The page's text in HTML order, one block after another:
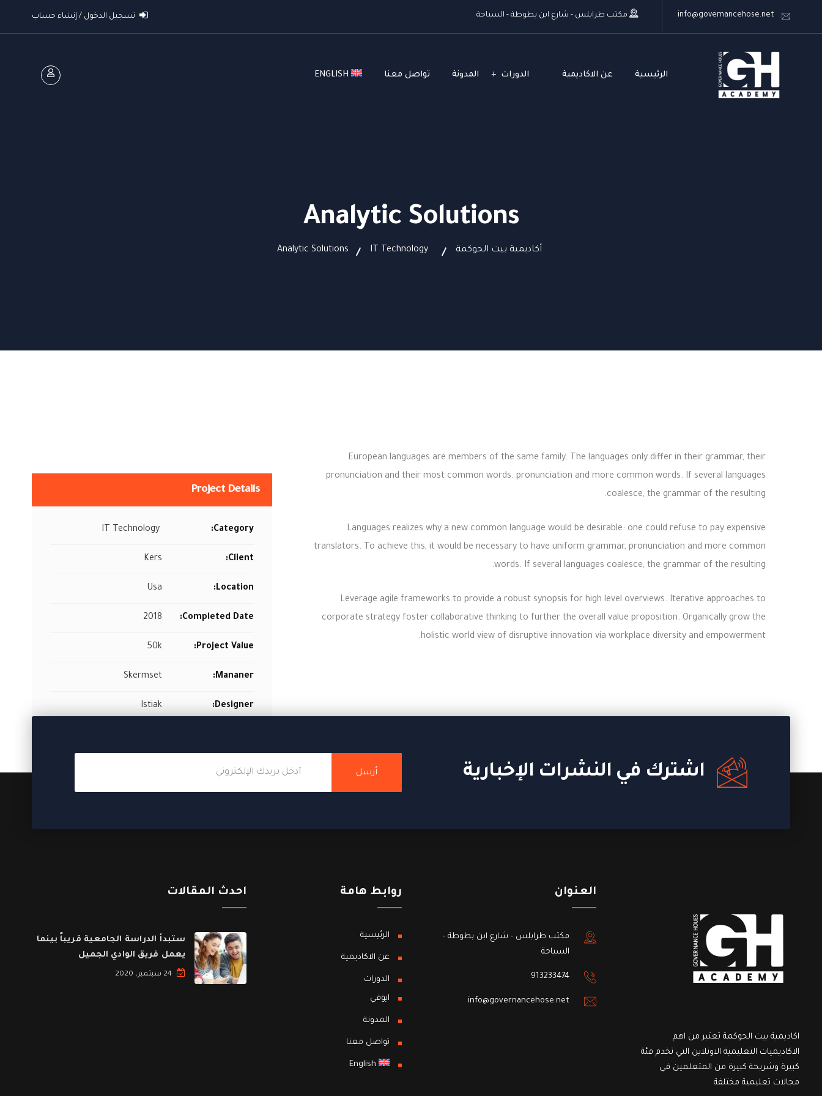
info@governancehose.net مكتب طرابلس - شارع ابن بطوطة - السياحة تسجيل الدخول / إنشاء حساب
الرئيسية عن الاكاديمية الدورات المدونة تواصل معنا ENGLISH
Analytic Solutions
أكاديمية بيت الحوكمة IT Technology
Analytic Solutions
European languages are members of the same family. The languages only differ in their grammar, their
pronunciation and their most common words. pronunciation and more common words. If several languages
coalesce, the grammar of the resulting.
Languages realizes why a new common language would be desirable: one could refuse to pay expensive
translators. To achieve this, it would be necessary to have uniform grammar, pronunciation and more common
words. If several languages coalesce, the grammar of the resulting.
Leverage agile frameworks to provide a robust synopsis for high level overviews. Iterative approaches to
corporate strategy foster collaborative thinking to further the overall value proposition. Organically grow the
holistic world view of disruptive innovation via workplace diversity and empowerment.
Project Details
Category:
Client:
Kers
Location:
Usa
Completed Date:
2018
Project Value:
50k
Mananer:
Skermset
Designer:
Istiak
اشترك في النشرات الإخبارية أرسل
اكاديمية بيت الحوكمة تعتبر من اهم
الاكاديميات التعليمية الاونلاين التي تخدم فئة
كبيرة وشريحة كبيرة من المتعلمين في
مجالات تعليمية مختلفة
العنوان
مكتب طرابلس - شارع ابن بطوطة -
السياحة
913233474
info@governancehose.net
روابط هامة
الرئيسية
عن الاكاديمية
الدورات
ايوفي
المدونة
تواصل معنا
English
احدث المقالات
ستبدأ الدراسة الجامعية قريباً بينما
يعمل فريق الوادي الجميل